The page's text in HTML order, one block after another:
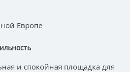
Европе
и спокойная площадка для